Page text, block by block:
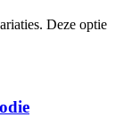
Deze optie